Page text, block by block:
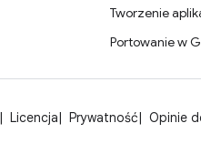
Tworzenie
Portowanie w
Licencja Prywatność Opinie